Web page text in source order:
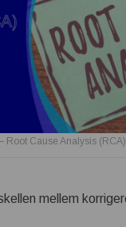
Root Cause Analysis (RCA)
mellem